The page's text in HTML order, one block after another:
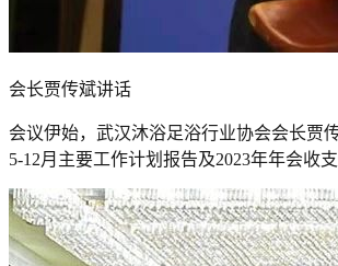
会长贾传斌讲话
会议伊始，武汉沐浴足浴行业协会会长贾
5-12月主要工作计划报告及2023年年会收